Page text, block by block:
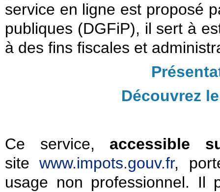
service en ligne est proposé
publiques (DGFiP), il sert à
à des fins fiscales et
Découvrez
Ce service, accessible
site www.impots.gouv.fr,
usage non professionnel. Il